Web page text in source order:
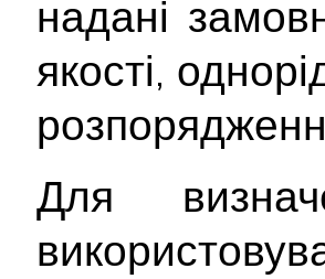
надані
якості,
Для